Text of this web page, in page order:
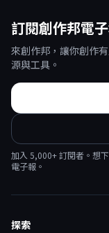
訂閱創作邦電
來創作邦，讓你創作
源與工具。
加入 5,000+ 訂閱者。想
電子報。
探索